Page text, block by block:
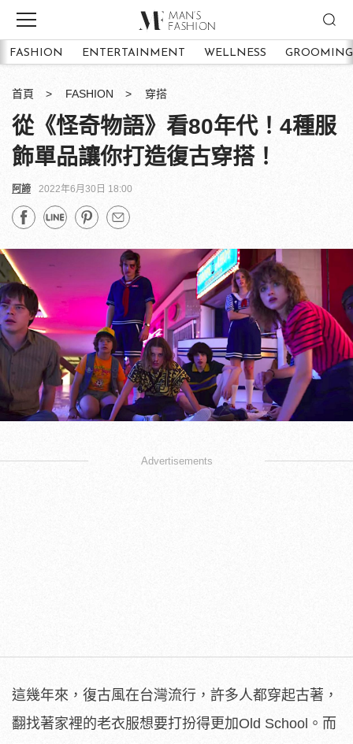
FASHION ENTERTAINMENT WELLNESS GROOMING
首頁 FASHION 穿搭
從《怪奇物語》看80年代！4種服
飾單品讓你打造復古穿搭！
阿諦 2022年6月30日 18:00
Advertisements
這幾年來，復古風在台灣流行，許多人都穿起古著，
翻找著家裡的老衣服想要打扮得更加Old School。而